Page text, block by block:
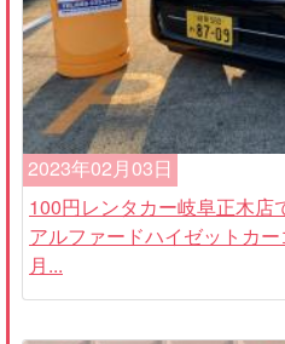
2023年02月03日
100円レンタカー岐阜正木店
アルファードハイゼットカ
月...